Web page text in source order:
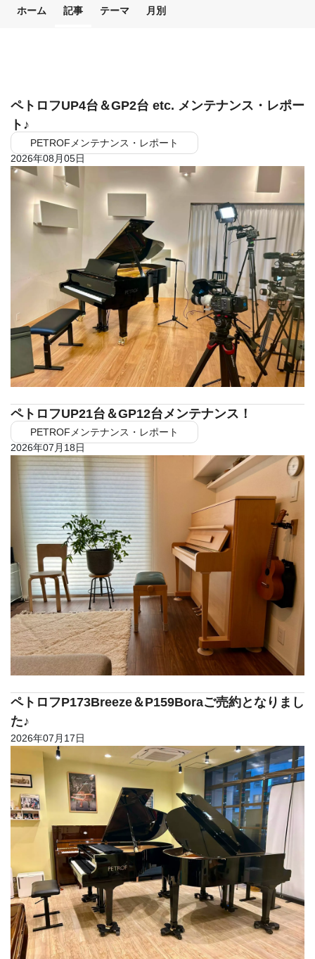
ホーム 記事 テーマ 月別
ペトロフUP4台＆GP2台 etc. メンテナンス・レポー
ト♪
PETROFメンテナンス・レポート
2026年08月05日
ペトロフUP21台＆GP12台メンテナンス！
PETROFメンテナンス・レポート
2026年07月18日
ペトロフP173Breeze＆P159Boraご売約となりまし
た♪
2026年07月17日